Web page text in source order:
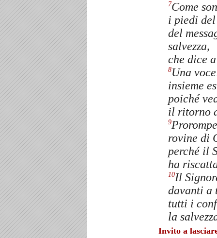
7Come
i piedi del
del
salvezza,
che dice
8Una
insieme
poiché
il ritorno
9
rovine di
perché il
ha
10Il
davanti a
tutti i
la
Invito a